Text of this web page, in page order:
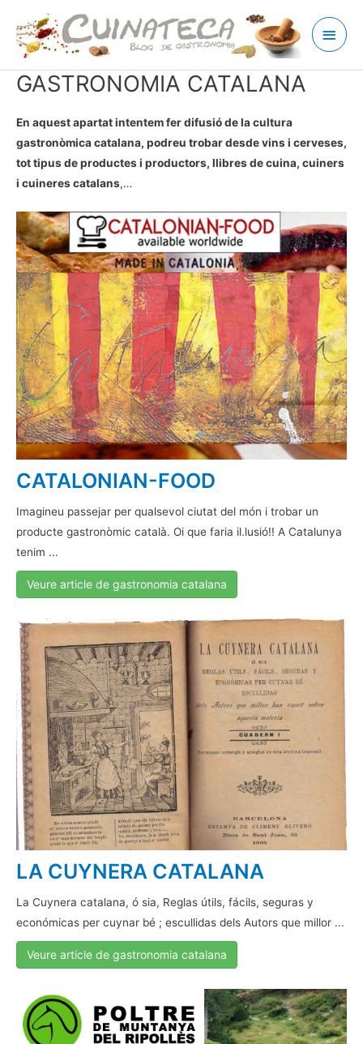
contenido
Menú
GASTRONOMIA CATALANA
En aquest apartat intentem fer difusió de la cultura
gastronòmica catalana, podreu trobar desde vins i cerveses,
tot tipus de productes i productors, llibres de cuina, cuiners
i cuineres catalans,…
CATALONIAN-FOOD
Imagineu passejar per qualsevol ciutat del món i trobar un
producte gastronòmic català. Oi que faria il.lusió!! A Catalunya
tenim ...
Veure article de gastronomia catalana
LA CUYNERA CATALANA
La Cuynera catalana, ó sia, Reglas útils, fácils, seguras y
económicas per cuynar bé ; escullidas dels Autors que millor ...
Veure article de gastronomia catalana